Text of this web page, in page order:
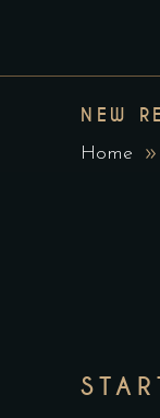
NEW
Home